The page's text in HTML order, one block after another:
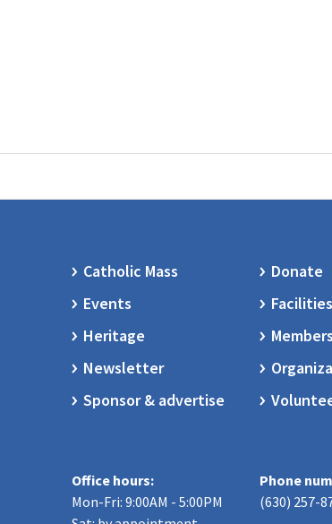
Catholic Mass
Donate
Events
Facilities
Heritage
Newsletter
Sponsor & advertise
Office hours:
Mon-Fri: 9:00AM - 5:00PM
Phone
(630) 257-